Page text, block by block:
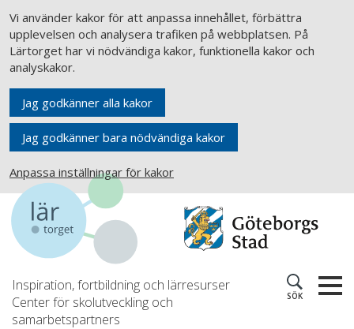
Vi använder kakor för att anpassa innehållet, förbättra
upplevelsen och analysera trafiken på webbplatsen. På
Lärtorget har vi nödvändiga kakor, funktionella kakor och
analyskakor.
Jag godkänner alla kakor
Jag godkänner bara nödvändiga kakor
Anpassa inställningar för kakor
Inspiration, fortbildning och lärresurser
Center för skolutveckling och
samarbetspartners
SÖK